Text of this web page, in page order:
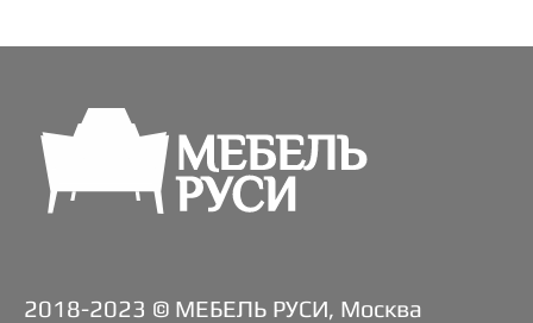
2018-2023 © МЕБЕЛЬ РУСИ, Москва